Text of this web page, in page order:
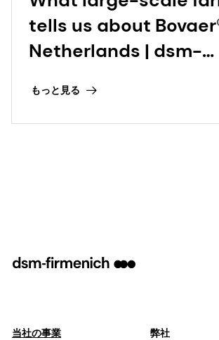
tells us about
Netherlands | dsm-
もっと見る
当社の事業 弊社